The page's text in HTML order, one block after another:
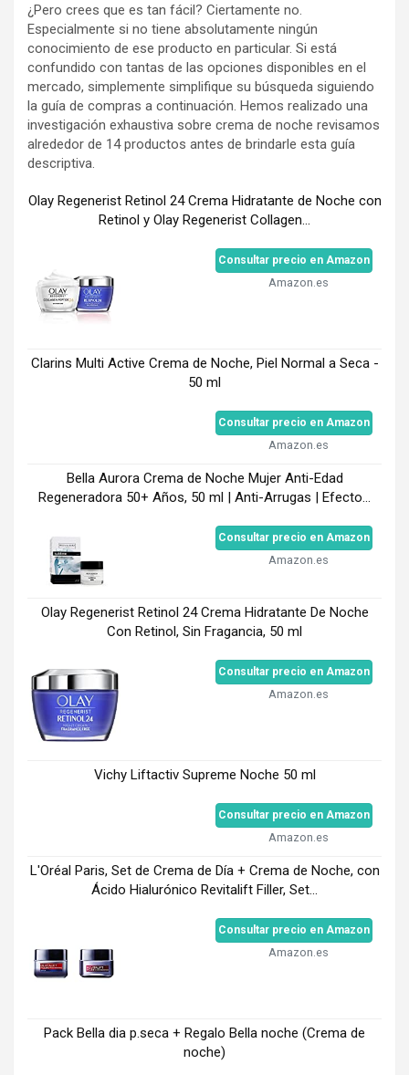
¿Pero crees que es tan fácil? Ciertamente no.
Especialmente si no tiene absolutamente ningún
conocimiento de ese producto en particular. Si está
confundido con tantas de las opciones disponibles en el
mercado, simplemente simplifique su búsqueda siguiendo
la guía de compras a continuación. Hemos realizado una
investigación exhaustiva sobre crema de noche revisamos
alrededor de 14 productos antes de brindarle esta guía
descriptiva.
Olay Regenerist Retinol 24 Crema Hidratante de Noche con
Retinol y Olay Regenerist Collagen...
Consultar precio en Amazon
Amazon.es
Clarins Multi Active Crema de Noche, Piel Normal a Seca -
50 ml
Consultar precio en Amazon
Amazon.es
Bella Aurora Crema de Noche Mujer Anti-Edad
Regeneradora 50+ Años, 50 ml | Anti-Arrugas | Efecto...
Consultar precio en Amazon
Amazon.es
Olay Regenerist Retinol 24 Crema Hidratante De Noche
Con Retinol, Sin Fragancia, 50 ml
Consultar precio en Amazon
Amazon.es
Vichy Liftactiv Supreme Noche 50 ml
Consultar precio en Amazon
Amazon.es
L'Oréal Paris, Set de Crema de Día + Crema de Noche, con
Ácido Hialurónico Revitalift Filler, Set...
Consultar precio en Amazon
Amazon.es
Pack Bella dia p.seca + Regalo Bella noche (Crema de
noche)